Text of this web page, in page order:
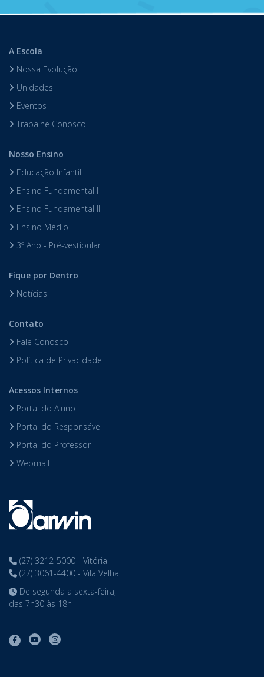
A Escola
Nossa Evolução
Unidades
Eventos
Trabalhe Conosco
Nosso Ensino
Educação Infantil
Ensino Fundamental I
Ensino Fundamental II
Ensino Médio
3º Ano - Pré-vestibular
Fique por Dentro
Notícias
Contato
Fale Conosco
Política de Privacidade
Acessos Internos
Portal do Aluno
Portal do Responsável
Portal do Professor
Webmail
(27) 3212-5000 - Vitória
(27) 3061-4400 - Vila Velha
De segunda a sexta-feira,
das 7h30 às 18h